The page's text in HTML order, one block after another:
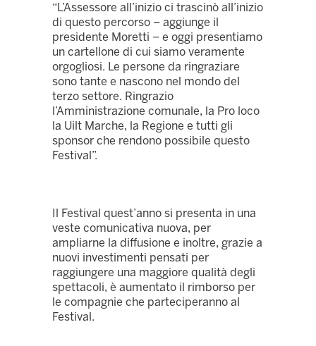
“L’Assessore all’inizio ci trascinò all’inizio
di questo percorso – aggiunge il
presidente Moretti – e oggi presentiamo
un cartellone di cui siamo veramente
orgogliosi. Le persone da ringraziare
sono tante e nascono nel mondo del
terzo settore. Ringrazio
l’Amministrazione comunale, la Pro loco
la Uilt Marche, la Regione e tutti gli
sponsor che rendono possibile questo
Festival”.
Il Festival quest’anno si presenta in una
veste comunicativa nuova, per
ampliarne la diffusione e inoltre, grazie a
nuovi investimenti pensati per
raggiungere una maggiore qualità degli
spettacoli, è aumentato il rimborso per
le compagnie che parteciperanno al
Festival.